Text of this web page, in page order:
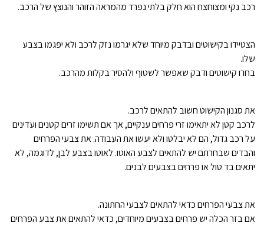
רכב נקי ומצוחצח הוא חלק בלתי נפרד מהמראה הזוהר והנוצץ של הרכב.
הצטיידו בקישוטים ובדבק מיוחד שלא יגרמו נזק לרכב ולא יפגמו בצבע
שלו.
בחרו קישוטים ודבק שאפשר לשטוף ולהסיר בקלות מהרכב.
את סגנון הקישוט חשוב להתאים לרכב.
לרכב קטן לא יתאימו זרי פרחים ענקיים, אך אם תשימו זרים קטנים ועדינים
על רכב גדול, הם לא יבלטו ולא יעשו את העבודה. את צבעי הפרחים
והבדים שבחרתם יש להתאים לצבע האוטו. לאוטו בצבע לבן, לדוגמה, לא
יתאים בד טול או פרחים בצבעים לבנים.
את צבעי הפרחים כדאי להתאים לצבעי החתונה.
אם בזר הכלה יש פרחים בצבעים מיוחדים, כדאי להתאים את צבע הפרחים